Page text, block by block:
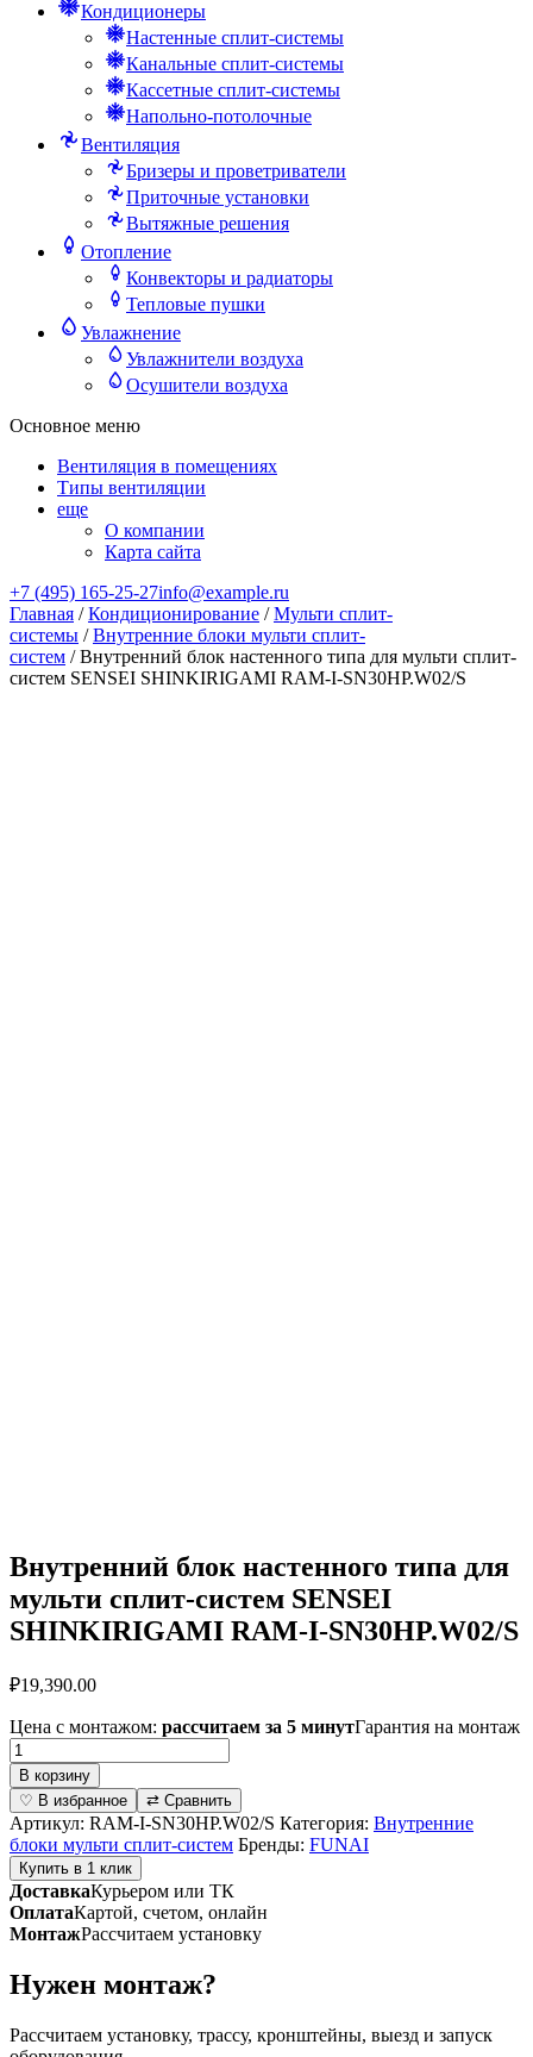
Кондиционеры
Настенные сплит-системы
Канальные сплит-системы
Кассетные сплит-системы
Напольно-потолочные
Вентиляция
Бризеры и проветриватели
Приточные установки
Вытяжные решения
Отопление
Конвекторы и радиаторы
Тепловые пушки
Увлажнение
Увлажнители воздуха
Осушители воздуха
Основное меню
Вентиляция в помещениях
Типы вентиляции
еще
О компании
Карта сайта
+7 (495) 165-25-27info@example.ru
Главная /Кондиционирование /Мульти сплит-
системы /Внутренние блоки мульти сплит-
систем / Внутренний блок настенного типа для мульти сплит-
систем SENSEI SHINKIRIGAMI RAM-I-SN30HP.W02/S
Внутренний блок настенного типа для
мульти сплит-систем SENSEI
SHINKIRIGAMI RAM-I-SN30HP.W02/S
₽19,390.00
Цена с монтажом: рассчитаем за 5 минутГарантия на монтаж
Количество
товара
Внутренний
блок
настенного
типа
для
мульти
сплит-
систем
SHINKIRIGAMI
RAM-
I-
SN30HP.W02/S
В корзину
♡ В избранное
⇄ Сравнить
Артикул: RAM-I-SN30HP.W02/S Категория: Внутренние
блоки мульти сплит-систем Бренды: FUNAI
Купить в 1 клик
ДоставкаКурьером или ТК
ОплатаКартой, счетом, онлайн
МонтажРассчитаем установку
Нужен монтаж?
Рассчитаем установку, трассу, кронштейны, выезд и запуск